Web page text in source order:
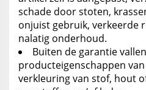
schade door stoten,
onjuist gebruik, verkeerde
nalatig onderhoud.
Buiten de garantie vallen
producteigenschappen
verkleuring van stof, hout